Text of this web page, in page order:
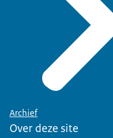
Archief
Over deze site